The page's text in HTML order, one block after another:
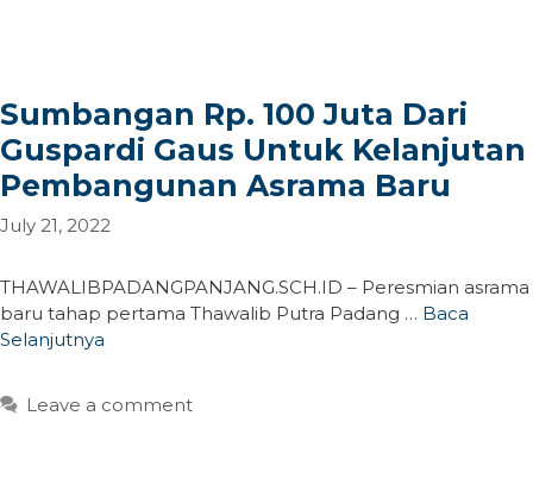
Sumbangan Rp. 100 Juta Dari
Guspardi Gaus Untuk Kelanjutan
Pembangunan Asrama Baru
July 21, 2022
THAWALIBPADANGPANJANG.SCH.ID – Peresmian asrama
baru tahap pertama Thawalib Putra Padang … Baca
Selanjutnya
Leave a comment